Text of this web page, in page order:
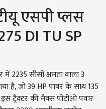
एसपी प्लस
DI TU SP
में 2235 सीसी क्षमता वाला 3
है, जो 39 HP पावर के साथ 135
ट्रैक्टर की मैक्स पीटीओ पवार